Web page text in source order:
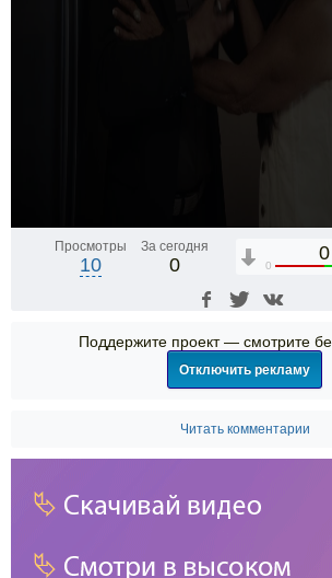
Просмотры
10
За сегодня
0
0
0
Поддержите проект — смотрите
Отключить рекламу
Читать комментарии